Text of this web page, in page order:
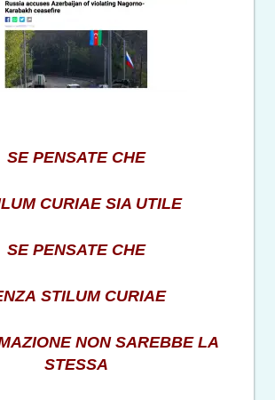
SE PENSATE CHE
CURIAE SIA UTILE
SE PENSATE CHE
STILUM CURIAE
NON SAREBBE LA
STESSA